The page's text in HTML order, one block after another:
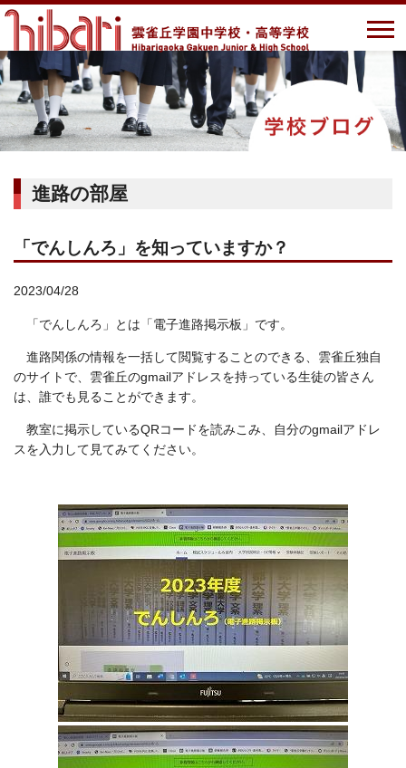
進路の部屋
「でんしんろ」を知っていますか？
2023/04/28
「でんしんろ」とは「電子進路掲示板」です。
進路関係の情報を一括して閲覧することのできる、雲雀丘独自
のサイトで、雲雀丘のgmailアドレスを持っている生徒の皆さん
は、誰でも見ることができます。
教室に掲示しているQRコードを読みこみ、自分のgmailアドレ
スを入力して見てみてください。